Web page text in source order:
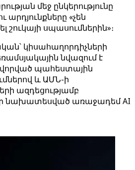
մեջ ընկերությունը
արդյունքները «չեն
սպասումներին»։
կիսահաղորդիչների
նվազում է
պահեստային
և ԱՄՆ-ի
ազդեցությամբ
նախատեսված առաջադեմ AI